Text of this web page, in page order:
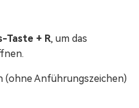
Taste + R, um das
(ohne Anführungszeichen)